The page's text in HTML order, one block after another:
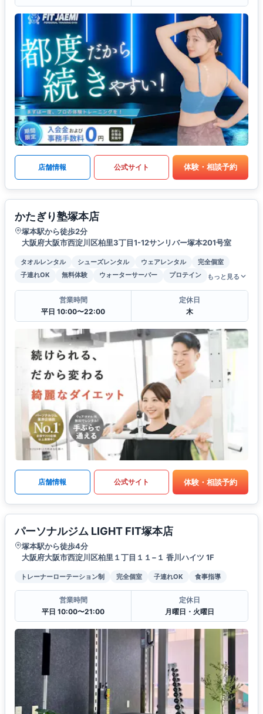
店舗情報 公式サイト 体験・相談予約
かたぎり塾塚本店
塚本駅から徒歩2分
大阪府大阪市西淀川区柏里3丁目1-12サンリバー塚本201号室
タオルレンタル シューズレンタル ウェアレンタル
完全個室
子連れOK
無料体験 ウォーターサーバー プロテイン もっと見る
営業時間
平日 10:00〜22:00
定休日
木
店舗情報 公式サイト 体験・相談予約
パーソナルジム LIGHT FIT塚本店
塚本駅から徒歩4分
大阪府大阪市西淀川区柏里１丁目１１−１ 香川ハイツ 1F
トレーナーローテーション制 完全個室 子連れOK 食事指導
営業時間
平日 10:00〜21:00
定休日
月曜日・火曜日